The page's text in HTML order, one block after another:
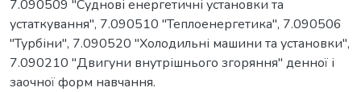
7.090509 "Суднові енергетичні установки та
устаткування", 7.090510 "Теплоенергетика", 7.090506
"Турбіни", 7.090520 "Холодильні машини та установки",
7.090210 "Двигуни внутрішнього згоряння" денної і
заочної форм навчання.